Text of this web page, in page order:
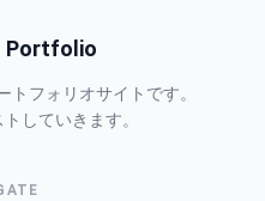
Portfolio
フォリオサイトです。
していきます。